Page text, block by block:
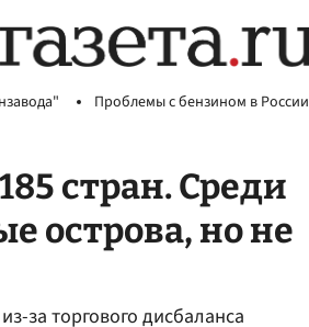
Проблемы с бензином в России
стран. Среди
острова, но не
за торгового дисбаланса